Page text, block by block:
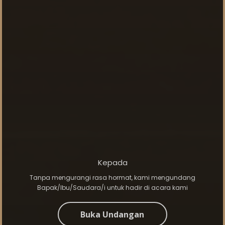
Kepada
Tanpa mengurangi rasa hormat, kami mengundang
Bapak/Ibu/Saudara/i untuk hadir di acara kami
Buka Undangan
Misa Pentahbisan Dan Misa
Syukur Imam Baru